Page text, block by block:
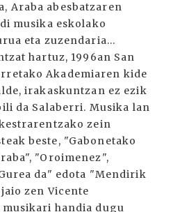
Araba abesbatzaren
musika eskolako
eta zuzendaria...
hartuz, 1996an San
Akademiaren kide
irakaskuntzan ez ezik
da Salaberri. Musika lan
zein
beste, "Gabonetako
"Oroimenez",
da" edota "Mendirik
zen Vicente
musikari handia dugu